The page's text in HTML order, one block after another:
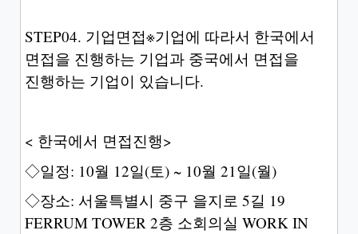
STEP04. 기업면접※기업에 따라서 한국에서
면접을 진행하는 기업과 중국에서 면접을
진행하는 기업이 있습니다.
< 한국에서 면접진행>
◇일정: 10월 12일(토) ~ 10월 21일(월)
◇장소: 서울특별시 중구 을지로 5길 19
FERRUM TOWER 2층 소회의실 WORK IN